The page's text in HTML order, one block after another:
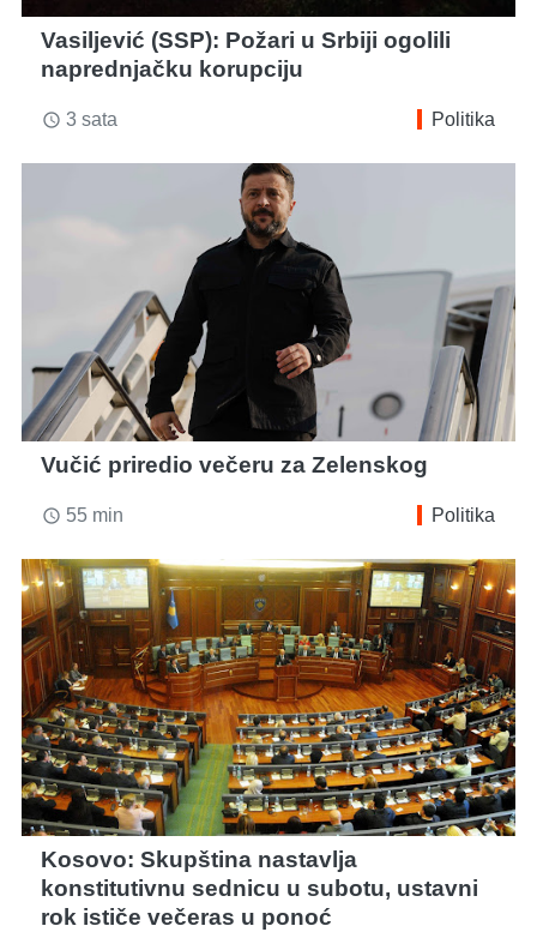
Vasiljević (SSP): Požari u Srbiji ogolili
naprednjačku korupciju
access_time 3 sata Politika
Vučić priredio večeru za Zelenskog
access_time 55 min Politika
Kosovo: Skupština nastavlja
konstitutivnu sednicu u subotu, ustavni
rok ističe večeras u ponoć